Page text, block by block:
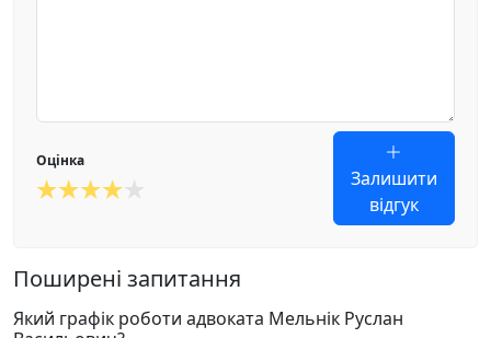
Оцінка
Залишити
відгук
Поширені запитання
Який графік роботи адвоката Мельнік Руслан